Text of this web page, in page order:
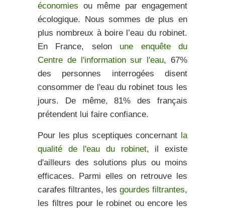
économies ou même par engagement
écologique. Nous sommes de plus en
plus nombreux à boire l’eau du robinet.
En France, selon une enquête du
Centre de l'information sur l'eau, 67%
des personnes interrogées disent
consommer de l'eau du robinet tous les
jours. De même, 81% des français
prétendent lui faire confiance.
Pour les plus sceptiques concernant la
qualité de l'eau du robinet, il existe
d'ailleurs des solutions plus ou moins
efficaces. Parmi elles on retrouve les
carafes filtrantes, les gourdes filtrantes,
les filtres pour le robinet ou encore les